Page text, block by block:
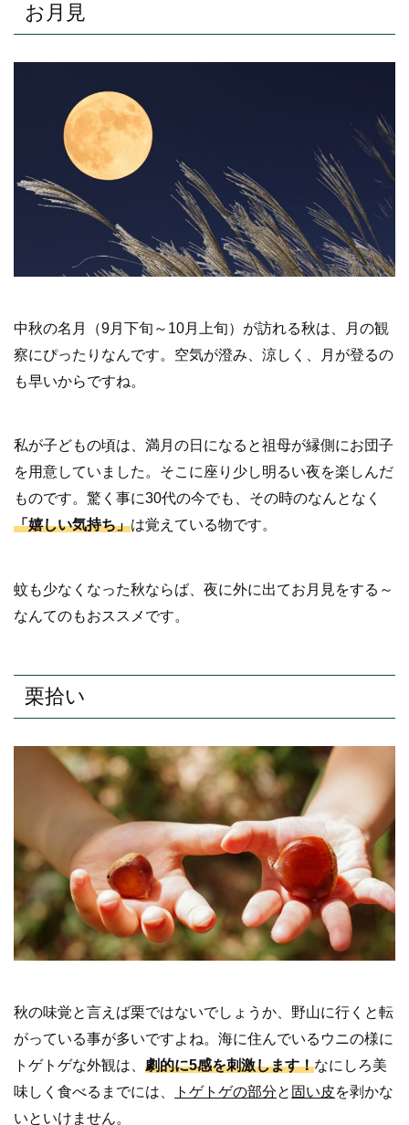
お月見
中秋の名月（9月下旬～10月上旬）が訪れる秋は、月の観
察にぴったりなんです。空気が澄み、涼しく、月が登るの
も早いからですね。
私が子どもの頃は、満月の日になると祖母が縁側にお団子
を用意していました。そこに座り少し明るい夜を楽しんだ
ものです。驚く事に30代の今でも、その時のなんとなく
「嬉しい気持ち」は覚えている物です。
蚊も少なくなった秋ならば、夜に外に出てお月見をする～
なんてのもおススメです。
栗拾い
秋の味覚と言えば栗ではないでしょうか、野山に行くと転
がっている事が多いですよね。海に住んでいるウニの様に
トゲトゲな外観は、 劇的に5感を刺激します！なにしろ美
味しく食べるまでには、
トゲトゲの部分と 固い皮を剥かな
いといけません。